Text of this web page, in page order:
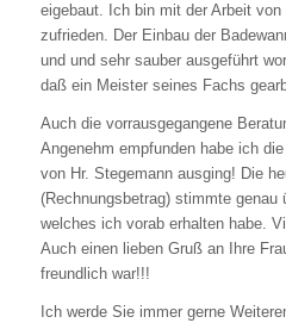
eigebaut. Ich bin mit der Arbeit von
zufrieden. Der Einbau der
und und sehr sauber ausgeführt
daß ein Meister seines Fachs
Auch die vorrausgegangene
Angenehm empfunden habe ich
von Hr. Stegemann ausging! Die
(Rechnungsbetrag) stimmte genau
welches ich vorab erhalten habe.
Auch einen lieben Gruß an Ihre
freundlich war!!!
Ich werde Sie immer gerne